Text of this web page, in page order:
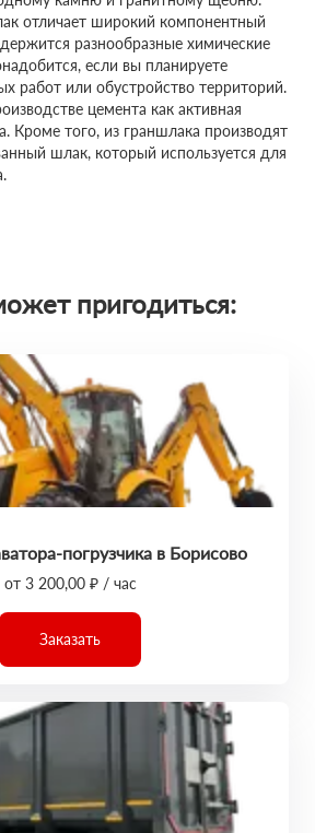
отличает широкий компонентный
разнообразные химические
если вы планируете
работ или обустройство территорий.
цемента как активная
Кроме того, из граншлака производят
шлак, который используется для
пригодиться:
погрузчика в Борисово
от 3 200,00 ₽ / час
Заказать